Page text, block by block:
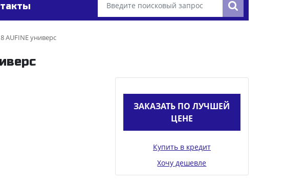
AUFINE универс
ЗАКАЗАТЬ ПО ЛУЧШЕЙ
ЦЕНЕ
Купить в кредит
Хочу дешевле